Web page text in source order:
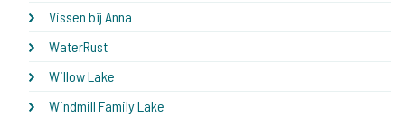
Vissen bij Anna
WaterRust
Willow Lake
Windmill Family Lake